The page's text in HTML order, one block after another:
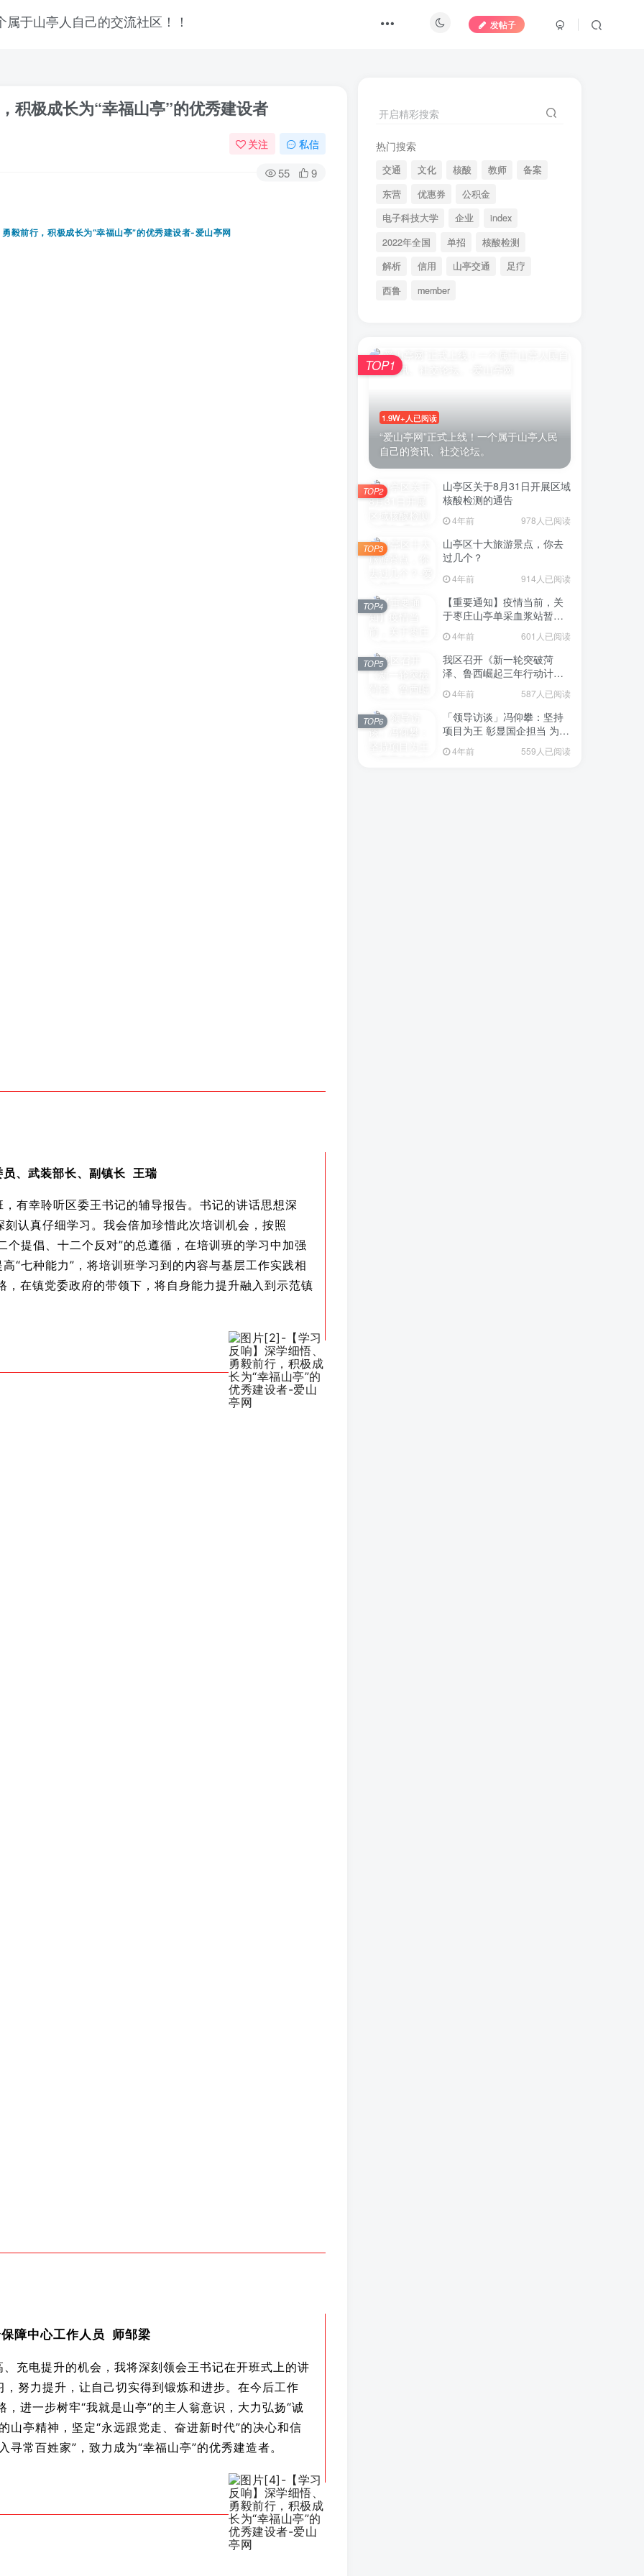
发帖子
积极成长为“幸福山亭”的优秀建设者
关注 私信
55 9
、武装部长、副镇长 王瑞
有幸聆听区委王书记的辅导报告。书记的讲话思想深
认真仔细学习。我会倍加珍惜此次培训机会，按照
个提倡、十二个反对”的总遵循，在培训班的学习中加强
“七种能力”，将培训班学习到的内容与基层工作实践相
，在镇党委政府的带领下，将自身能力提升融入到示范镇
障中心工作人员 师邹梁
充电提升的机会，我将深刻领会王书记在开班式上的讲
努力提升，让自己切实得到锻炼和进步。在今后工作
进一步树牢“我就是山亭”的主人翁意识，大力弘扬“诚
山亭精神，坚定“永远跟党走、奋进新时代”的决心和信
常百姓家”，致力成为“幸福山亭”的优秀建造者。
开启精彩搜索
热门搜索
交通 文化 核酸 教师
备案
东营
优惠券
公积金
电子科技大学
企业
index
2022年全国
单招
核酸检测
解析
信用 山亭交通
足疗
西鲁
member
1.9W+人已阅读
“爱山亭网”正式上线！一个属于山亭人民
自己的资讯、社交论坛。
TOP1
山亭区关于8月31日开展区域
核酸检测的通告
4年前 978人已阅读
TOP2
山亭区十大旅游景点，你去
过几个？
4年前 914人已阅读
TOP3
【重要通知】疫情当前，关
于枣庄山亭单采血浆站暂停
4年前 601人已阅读
TOP4
我区召开《新一轮突破菏
泽、鲁西崛起三年行动计划
意见稿）政策分析研判会议
4年前 587人已阅读
TOP5
「领导访谈」冯仰攀：坚持
项目为王 彰显国企担当 为全
点项目建设贡献“交发力量”
4年前 559人已阅读
TOP6
微信登录